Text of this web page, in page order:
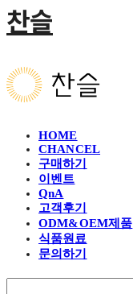
찬슬
HOME
CHANCEL
구매하기
이벤트
QnA
고객후기
ODM&OEM제품
식품원료
문의하기